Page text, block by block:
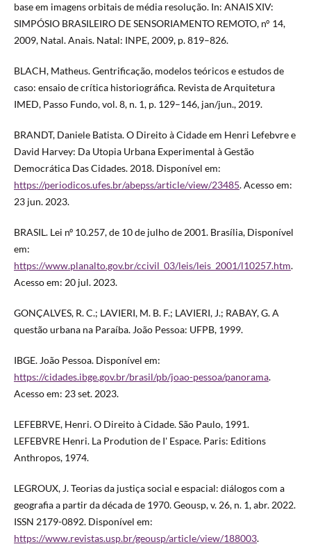
base em imagens orbitais de média resolução. In: ANAIS XIV:
SIMPÓSIO BRASILEIRO DE SENSORIAMENTO REMOTO, n° 14,
2009, Natal. Anais. Natal: INPE, 2009, p. 819–826.
BLACH, Matheus. Gentrificação, modelos teóricos e estudos de
caso: ensaio de crítica historiográfica. Revista de Arquitetura
IMED, Passo Fundo, vol. 8, n. 1, p. 129–146, jan/jun., 2019.
BRANDT, Daniele Batista. O Direito à Cidade em Henri Lefebvre e
David Harvey: Da Utopia Urbana Experimental à Gestão
Democrática Das Cidades. 2018. Disponível em:
https://periodicos.ufes.br/abepss/article/view/23485. Acesso em:
23 jun. 2023.
BRASIL. Lei nº 10.257, de 10 de julho de 2001. Brasília, Disponível
em:
https://www.planalto.gov.br/ccivil_03/leis/leis_2001/l10257.htm.
Acesso em: 20 jul. 2023.
GONÇALVES, R. C.; LAVIERI, M. B. F.; LAVIERI, J.; RABAY, G. A
questão urbana na Paraíba. João Pessoa: UFPB, 1999.
IBGE. João Pessoa. Disponível em:
https://cidades.ibge.gov.br/brasil/pb/joao-pessoa/panorama.
Acesso em: 23 set. 2023.
LEFEBRVE, Henri. O Direito à Cidade. São Paulo, 1991.
LEFEBVRE Henri. La Prodution de I' Espace. Paris: Editions
Anthropos, 1974.
LEGROUX, J. Teorias da justiça social e espacial: diálogos com a
geografia a partir da década de 1970. Geousp, v. 26, n. 1, abr. 2022.
ISSN 2179-0892. Disponível em:
https://www.revistas.usp.br/geousp/article/view/188003.